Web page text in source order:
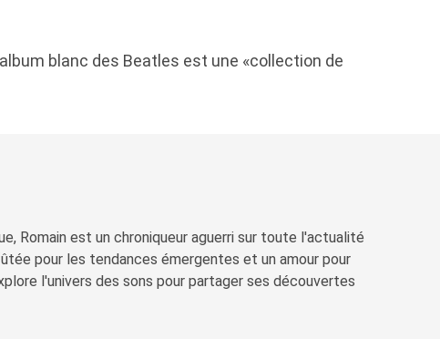
blanc des Beatles est une «collection de
Romain est un chroniqueur aguerri sur toute l'actualité
pour les tendances émergentes et un amour pour
l'univers des sons pour partager ses découvertes